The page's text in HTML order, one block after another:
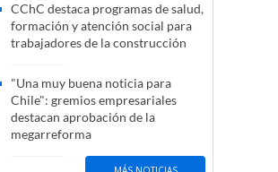
CChC destaca programas de salud,
formación y atención social para
trabajadores de la construcción
"Una muy buena noticia para
Chile": gremios empresariales
destacan aprobación de la
megarreforma